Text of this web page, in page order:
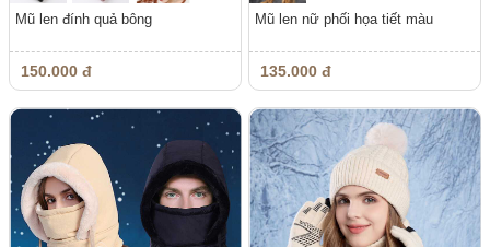
Mũ len đính quả bông
150.000 đ
Mũ len nữ phối họa tiết màu
135.000 đ